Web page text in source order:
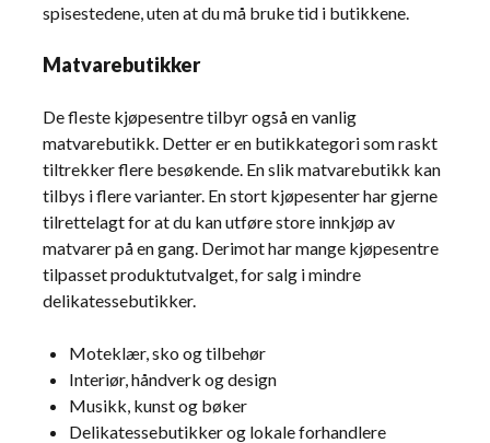
spisestedene, uten at du må bruke tid i butikkene.
Matvarebutikker
De fleste kjøpesentre tilbyr også en vanlig
matvarebutikk. Detter er en butikkategori som raskt
tiltrekker flere besøkende. En slik matvarebutikk kan
tilbys i flere varianter. En stort kjøpesenter har gjerne
tilrettelagt for at du kan utføre store innkjøp av
matvarer på en gang. Derimot har mange kjøpesentre
tilpasset produktutvalget, for salg i mindre
delikatessebutikker.
Moteklær, sko og tilbehør
Interiør, håndverk og design
Musikk, kunst og bøker
Delikatessebutikker og lokale forhandlere